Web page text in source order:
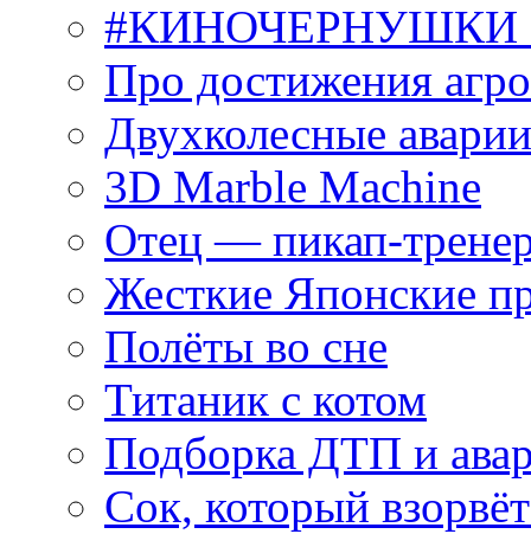
#КИНОЧЕРНУШКИ
Про достижения
Двухколесные
3D Marble Machine
Отец — пикап-
Жесткие Японские
Полёты во сне
Титаник с котом
Подборка ДТП и
Сок, который